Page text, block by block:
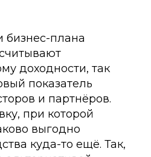
бизнес-плана
доходности, так
показатель
и партнёров.
при которой
выгодно
куда-то ещё. Так,